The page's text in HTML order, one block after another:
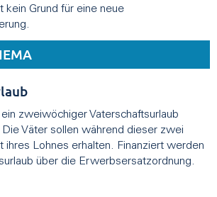
kein Grund für eine neue
zweiwöchiger Vaterschaftsurlaub
Väter sollen während dieser zwei
ihres Lohnes erhalten. Finanziert werden
über die Erwerbsersatzordnung.